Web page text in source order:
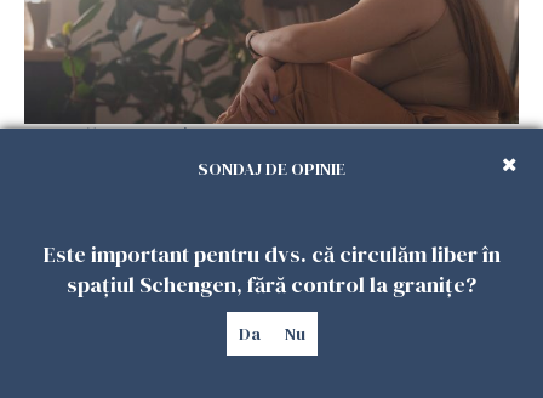
Vrei să te muți în SUA? Un studiu Harvard
arată ce se întâmplă cu sănătatea multor
SONDAJ DE OPINIE
Este important pentru dvs. că circulăm liber în
spațiul Schengen, fără control la granițe?
Da Nu